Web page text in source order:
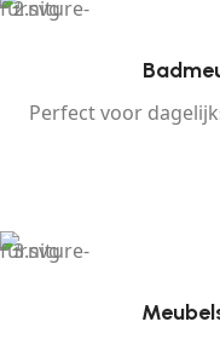
Perfect voor